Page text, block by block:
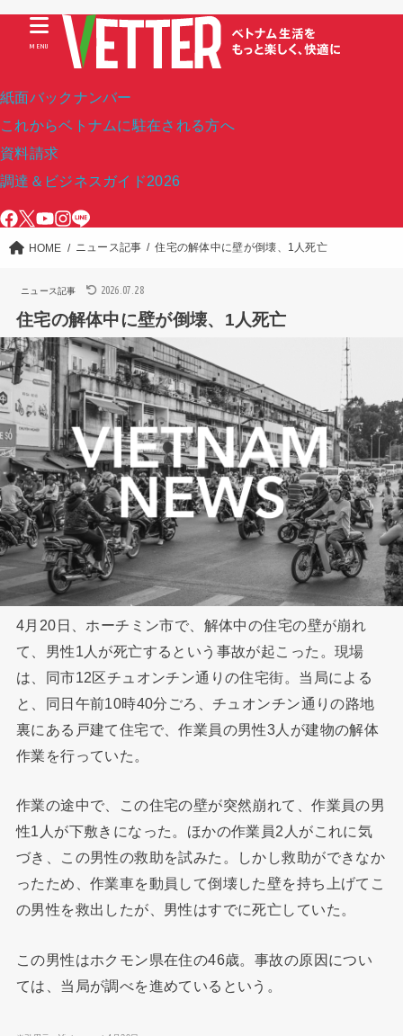
紙面バックナンバー
これからベトナムに駐在される方へ
資料請求
調達＆ビジネスガイド2026
MENU
HOME ニュース記事 住宅の解体中に壁が倒壊、1人死亡
ニュース記事 2026.07.28
住宅の解体中に壁が倒壊、1人死亡
4月20日、ホーチミン市で、解体中の住宅の壁が崩れ
て、男性1人が死亡するという事故が起こった。現場
は、同市12区チュオンチン通りの住宅街。当局による
と、同日午前10時40分ごろ、チュオンチン通りの路地
裏にある戸建て住宅で、作業員の男性3人が建物の解体
作業を行っていた。
作業の途中で、この住宅の壁が突然崩れて、作業員の男
性1人が下敷きになった。ほかの作業員2人がこれに気
づき、この男性の救助を試みた。しかし救助ができなか
ったため、作業車を動員して倒壊した壁を持ち上げてこ
の男性を救出したが、男性はすでに死亡していた。
この男性はホクモン県在住の46歳。事故の原因につい
ては、当局が調べを進めているという。